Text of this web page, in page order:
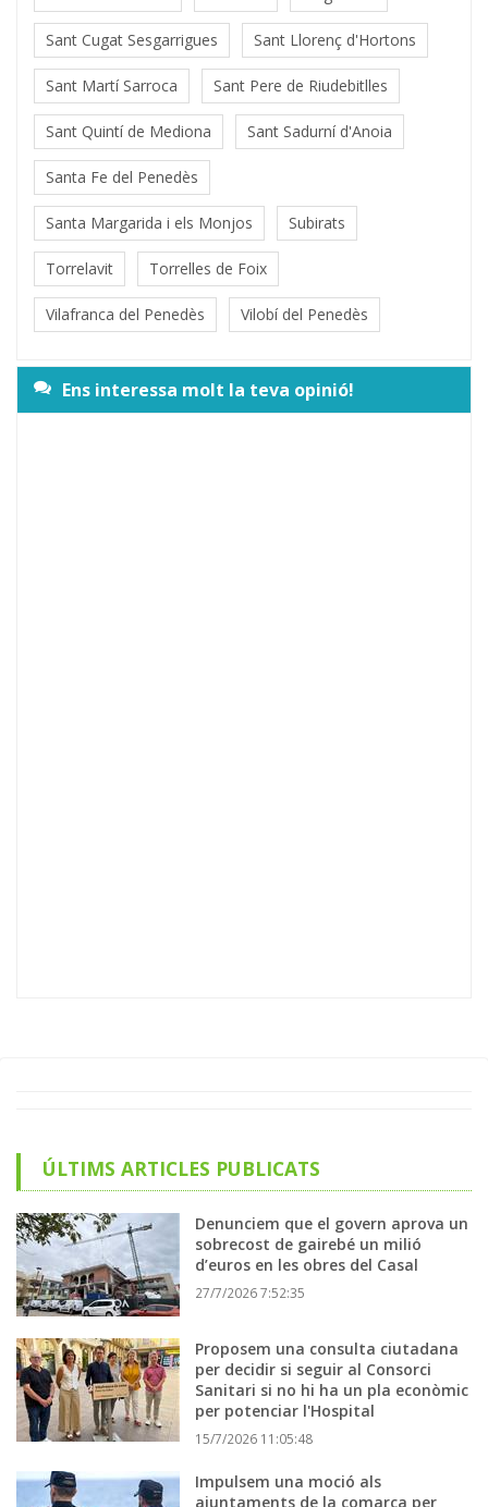
Sant Cugat Sesgarrigues Sant Llorenç d'Hortons
Sant Martí Sarroca Sant Pere de Riudebitlles
Sant Quintí de Mediona Sant Sadurní d'Anoia
Santa Fe del Penedès
Santa Margarida i els Monjos Subirats
Torrelavit Torrelles de Foix
Vilafranca del Penedès Vilobí del Penedès
Ens interessa molt la teva opinió!
ÚLTIMS ARTICLES PUBLICATS
Denunciem que el govern aprova un
sobrecost de gairebé un milió
d’euros en les obres del Casal
27/7/2026 7:52:35
Proposem una consulta ciutadana
per decidir si seguir al Consorci
Sanitari si no hi ha un pla econòmic
per potenciar l'Hospital
15/7/2026 11:05:48
Impulsem una moció als
ajuntaments de la comarca per